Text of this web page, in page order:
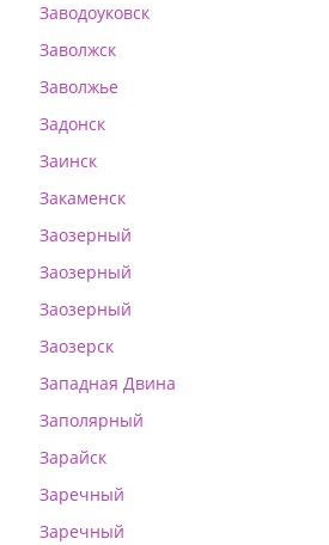
Заводоуковск
Заволжск
Заволжье
Задонск
Заинск
Закаменск
Заозерный
Заозерный
Заозерный
Заозерск
Западная Двина
Заполярный
Зарайск
Заречный
Заречный